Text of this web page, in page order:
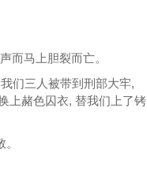
而马上胆裂而亡。
们三人被带到刑部大牢,
上赭色囚衣, 替我们上了铐